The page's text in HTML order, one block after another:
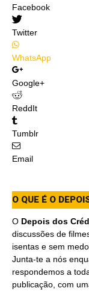
Facebook
Twitter
WhatsApp
Google+
ReddIt
Tumblr
Email
O QUE É O
O Depois dos
discussões de
isentas e sem
Junta-te a nós
respondemos a
publicação, com